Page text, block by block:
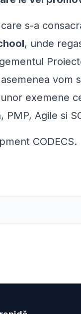
s-a
, unde
vom
exemene
Agile si
CODECS.